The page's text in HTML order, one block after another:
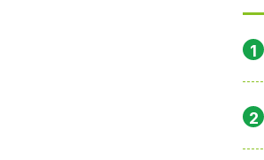
1
2